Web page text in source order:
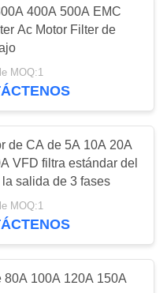
23
salir
400A 500A EMC
Ac Motor Filter de
MOQ:1
de CA de 5A 10A 20A
VFD filtra estándar del
la salida de 3 fases
MOQ:1
80A 100A 120A 150A